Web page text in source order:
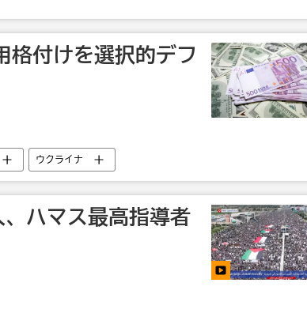
格付けを選択的デフ
ウクライナ
ハマス最高指導者